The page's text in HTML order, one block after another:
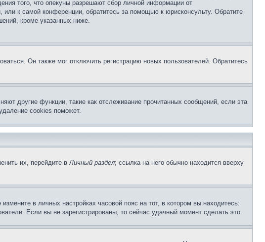
того, что опекуны разрешают сбор личной информации от
к самой конференции, обратитесь за помощью к юрисконсульту. Обратите
кроме указанных ниже.
Он также мог отключить регистрацию новых пользователей. Обратитесь
другие функции, такие как отслеживание прочитанных сообщений, если эта
cookies поможет.
их, перейдите вЛичный раздел; ссылка на него обычно находится вверху
в личных настройках часовой пояс на тот, в котором вы находитесь:
Если вы не зарегистрированы, то сейчас удачный момент сделать это.